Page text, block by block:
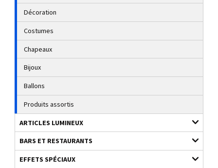
Décoration
Costumes
Chapeaux
Bijoux
Ballons
Produits assortis
ARTICLES LUMINEUX
BARS ET RESTAURANTS
EFFETS SPÉCIAUX